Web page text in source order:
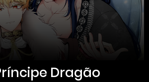
Dragão